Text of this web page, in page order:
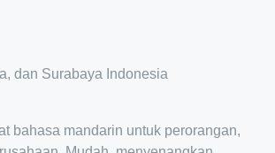
dan Surabaya Indonesia
bahasa mandarin untuk perorangan,